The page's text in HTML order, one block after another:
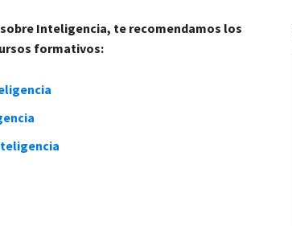
Inteligencia, te recomendamos los
formativos: